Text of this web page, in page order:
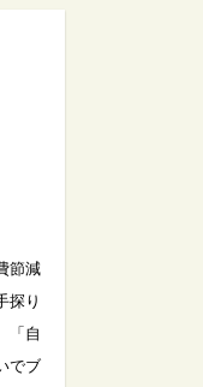
節減
探り
「自
でブ